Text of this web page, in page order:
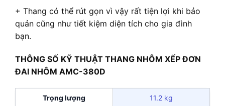
+ Thang có thể rút gọn vì vậy rất tiện lợi khi bảo
quản cũng như tiết kiệm diện tích cho gia đình
bạn.
THÔNG SỐ KỸ THUẬT THANG NHÔM XẾP ĐƠN
ĐAI NHÔM AMC-380D
Trọng lượng 11.2 kg